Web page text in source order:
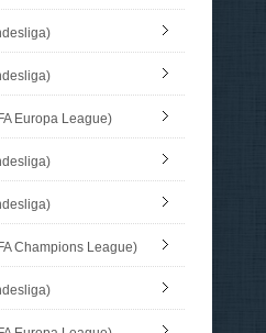
Europa League)
Champions League)